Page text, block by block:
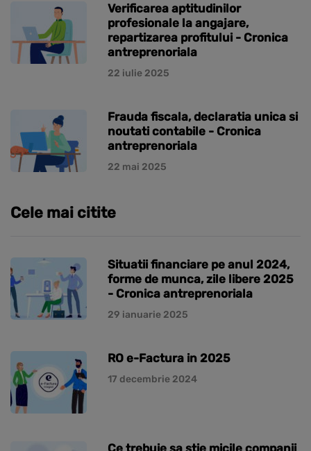
Verificarea aptitudinilor
profesionale la angajare,
repartizarea profitului - Cronica
antreprenoriala
22 iulie 2025
Frauda fiscala, declaratia unica si
noutati contabile - Cronica
antreprenoriala
22 mai 2025
Cele mai citite
Situatii financiare pe anul 2024,
forme de munca, zile libere 2025
- Cronica antreprenoriala
29 ianuarie 2025
RO e-Factura in 2025
17 decembrie 2024
Ce trebuie sa stie micile companii